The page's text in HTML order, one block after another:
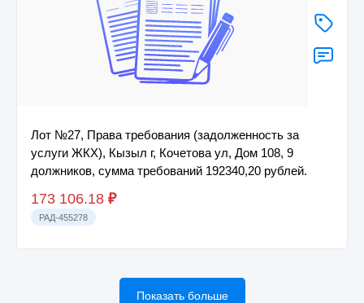
Лот №27, Права требования (задолженность за
услуги ЖКХ), Кызыл г, Кочетова ул, Дом 108, 9
должников, сумма требований 192340,20 рублей.
173 106.18 ₽
РАД-455278
Показать больше